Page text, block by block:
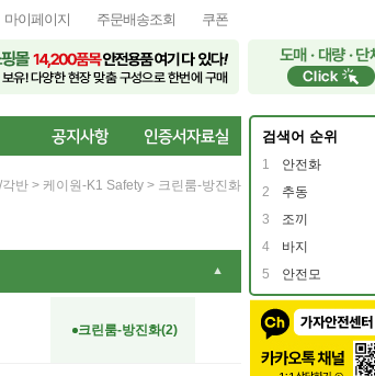
검색어 순위
1
안전화
2
추동
3
조끼
4
바지
5
안전모
마이페이지 주문배송조회 쿠폰
반 > 케이원-K1 Safety > 크린룸-방진화
▼
크린룸-방진화(2)